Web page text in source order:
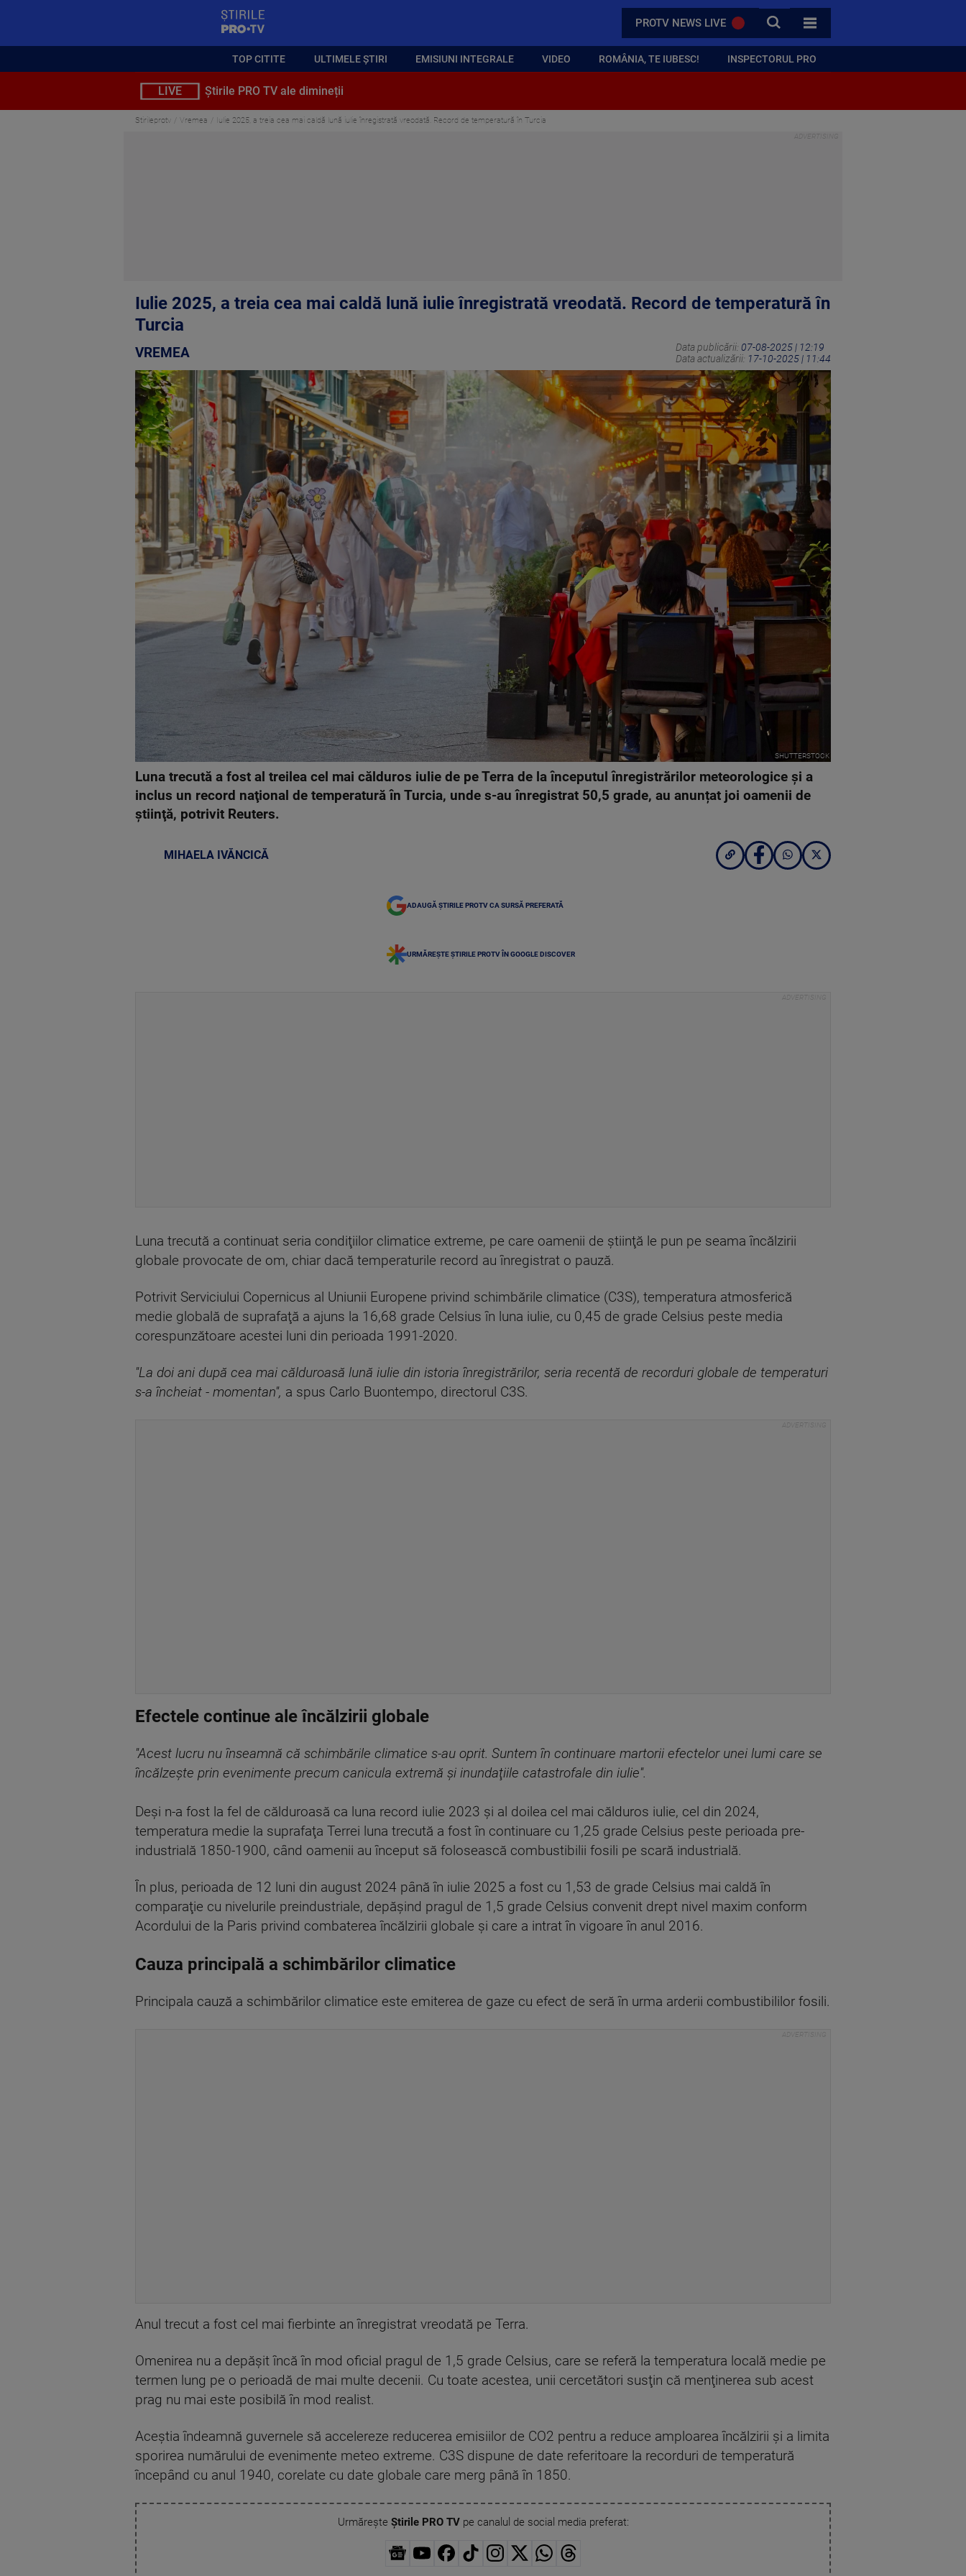
PROTV NEWS LIVE CAUTA
TOATE CATEGORIILE
TOP CITITE ULTIMELE ȘTIRI EMISIUNI INTEGRALE VIDEO ROMÂNIA, TE IUBESC! INSPECTORUL PRO
LIVE Știrile PRO TV ale dimineții
Stirileprotv Vremea Iulie 2025, a treia cea mai caldă lună iulie înregistrată vreodată. Record de temperatură în Turcia
Iulie 2025, a treia cea mai caldă lună iulie înregistrată vreodată. Record de temperatură în
Turcia
VREMEA Data publicării: 07-08-2025 | 12:19
Data actualizării: 17-10-2025 | 11:44
SHUTTERSTOCK
Luna trecută a fost al treilea cel mai călduros iulie de pe Terra de la începutul înregistrărilor meteorologice şi a
inclus un record naţional de temperatură în Turcia, unde s-au înregistrat 50,5 grade, au anunțat joi oamenii de
ştiinţă, potrivit Reuters.
MIHAELA IVĂNCICĂ
ADAUGĂ ȘTIRILE PROTV CA SURSĂ PREFERATĂ
URMĂREȘTE ȘTIRILE PROTV ÎN GOOGLE DISCOVER
Luna trecută a continuat seria condiţiilor climatice extreme, pe care oamenii de ştiinţă le pun pe seama încălzirii
globale provocate de om, chiar dacă temperaturile record au înregistrat o pauză.
Potrivit Serviciului Copernicus al Uniunii Europene privind schimbările climatice (C3S), temperatura atmosferică
medie globală de suprafaţă a ajuns la 16,68 grade Celsius în luna iulie, cu 0,45 de grade Celsius peste media
corespunzătoare acestei luni din perioada 1991-2020.
''La doi ani după cea mai călduroasă lună iulie din istoria înregistrărilor, seria recentă de recorduri globale de temperaturi
s-a încheiat - momentan'', a spus Carlo Buontempo, directorul C3S.
Efectele continue ale încălzirii globale
''Acest lucru nu înseamnă că schimbările climatice s-au oprit. Suntem în continuare martorii efectelor unei lumi care se
încălzeşte prin evenimente precum canicula extremă şi inundaţiile catastrofale din iulie''.
Deşi n-a fost la fel de călduroasă ca luna record iulie 2023 şi al doilea cel mai călduros iulie, cel din 2024,
temperatura medie la suprafaţa Terrei luna trecută a fost în continuare cu 1,25 grade Celsius peste perioada pre-
industrială 1850-1900, când oamenii au început să folosească combustibilii fosili pe scară industrială.
În plus, perioada de 12 luni din august 2024 până în iulie 2025 a fost cu 1,53 de grade Celsius mai caldă în
comparaţie cu nivelurile preindustriale, depăşind pragul de 1,5 grade Celsius convenit drept nivel maxim conform
Acordului de la Paris privind combaterea încălzirii globale şi care a intrat în vigoare în anul 2016.
Cauza principală a schimbărilor climatice
Principala cauză a schimbărilor climatice este emiterea de gaze cu efect de seră în urma arderii combustibililor fosili.
Anul trecut a fost cel mai fierbinte an înregistrat vreodată pe Terra.
Omenirea nu a depăşit încă în mod oficial pragul de 1,5 grade Celsius, care se referă la temperatura locală medie pe
termen lung pe o perioadă de mai multe decenii. Cu toate acestea, unii cercetători susţin că menţinerea sub acest
prag nu mai este posibilă în mod realist.
Aceştia îndeamnă guvernele să accelereze reducerea emisiilor de CO2 pentru a reduce amploarea încălzirii şi a limita
sporirea numărului de evenimente meteo extreme. C3S dispune de date referitoare la recorduri de temperatură
începând cu anul 1940, corelate cu date globale care merg până în 1850.
Urmărește Știrile PRO TVpe canalul de social media preferat: